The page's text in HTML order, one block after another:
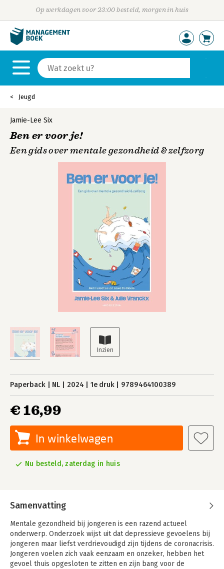
Op werkdagen voor 23:00 besteld, morgen in huis
Jeugd
Jamie-Lee Six
Ben er voor je!
Een gids over mentale gezondheid & zelfzorg
Paperback NL 2024 1e druk 9789464100389
€ 16,99
In winkelwagen
Nu besteld, zaterdag in huis
Samenvatting
Mentale gezondheid bij jongeren is een razend actueel
onderwerp. Onderzoek wijst uit dat depressieve gevoelens bij
jongeren maar liefst verdrievoudigd zijn tijdens de coronacrisis.
Jongeren voelen zich vaak eenzaam en onzeker, hebben het
gevoel thuis opgesloten te zitten en zijn bang voor de